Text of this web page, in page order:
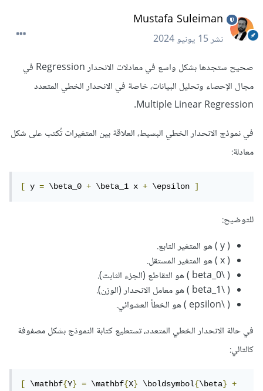
Mustafa Suleiman
نشر15 يونيو 2024
صحيح ستجدها بشكل واسع في معادلات الانحدار Regression في
مجال الإحصاء وتحليل البيانات، خاصة في الانحدار الخطي المتعدد
Multiple Linear Regression.
في نموذج الانحدار الخطي البسيط، العلاقة بين المتغيرات تُكتب على شكل
معادلة:
[ y = \beta_0 + \beta_1 x + \epsilon ]
للتوضيح:
( y ) هو المتغير التابع.
( x ) هو المتغير المستقل.
( \beta_0 ) هو التقاطع (الجزء الثابت).
( \beta_1 ) هو معامل الانحدار (الوزن).
( \epsilon ) هو الخطأ العشوائي.
في حالة الانحدار الخطي المتعدد، تستطيع كتابة النموذج بشكل مصفوفة
كالتالي:
[ \mathbf{Y} = \mathbf{X} \boldsymbol{\beta}
+